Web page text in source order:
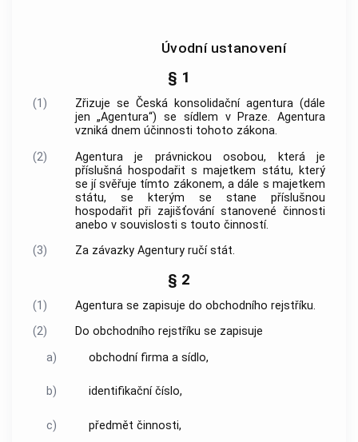
Úvodní ustanovení
§ 1
(1) Zřizuje se Česká konsolidační agentura(dále
jen „Agentura“) se sídlem v Praze. Agentura
vzniká dnem účinnosti tohoto zákona.
(2)
Agenturaje právnickou osobou, která je
příslušná hospodařit s majetkem státu, který
se jí svěřuje tímto zákonem, a dále s majetkem
státu, se kterým se stane příslušnou
hospodařit při zajišťování stanovené činnosti
anebo v souvislosti s touto činností.
(3)
Za závazky Agenturyručí stát.
§ 2
(1) Agenturase zapisuje do obchodního rejstříku.
(2)
Do obchodního rejstříku se zapisuje
a)
obchodní firma a sídlo,
b) identifikační číslo,
c) předmět činnosti,